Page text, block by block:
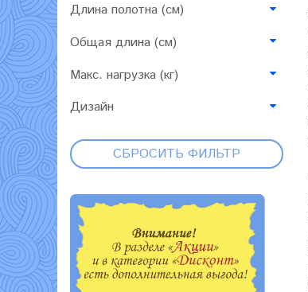
Длина полотна (см)
Общая длина (см)
Макс. нагрузка (кг)
Дизайн
СБРОСИТЬ ФИЛЬТР